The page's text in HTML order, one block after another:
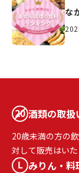
な
酒類の取扱
20歳未満の方の
対して販売はいた
みりん・